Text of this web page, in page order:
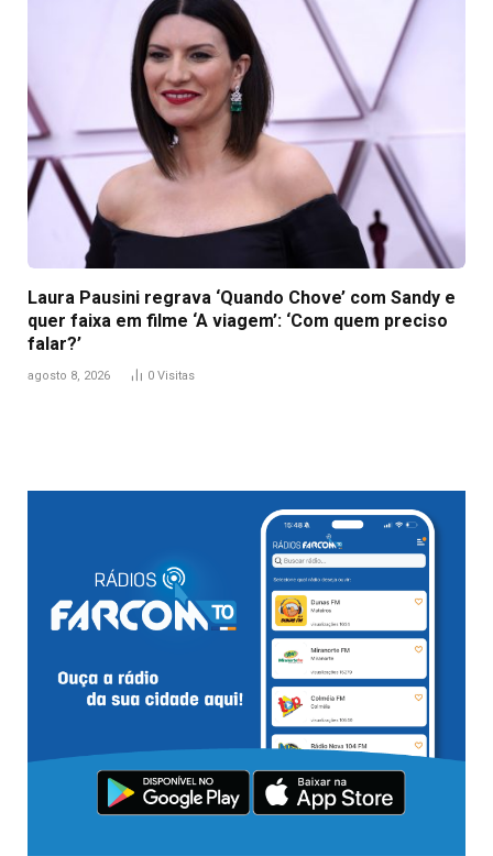
Laura Pausini regrava ‘Quando Chove’ com Sandy e
quer faixa em filme ‘A viagem’: ‘Com quem preciso
falar?’
agosto 8, 2026 0 Visitas